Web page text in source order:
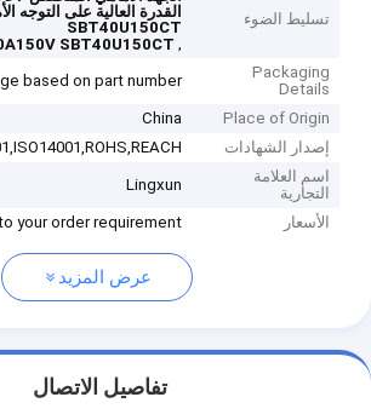
تسليط الضوء
القدرة العالية على التوجه
SBT40U150CT
,
SBT40U150CT
Packaging
Details
based on part number
Place of Origin
China
إصدار الشهادات
اسم العلامة
التجارية
Lingxun
الأسعار your order requirement
عرض المزيد
تفاصيل الاتصال